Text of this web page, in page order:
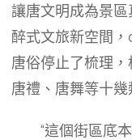
讓唐文明成為景
醉式文旅新空間
唐俗停止了梳理
唐禮、唐舞等十幾
“這個街區底本